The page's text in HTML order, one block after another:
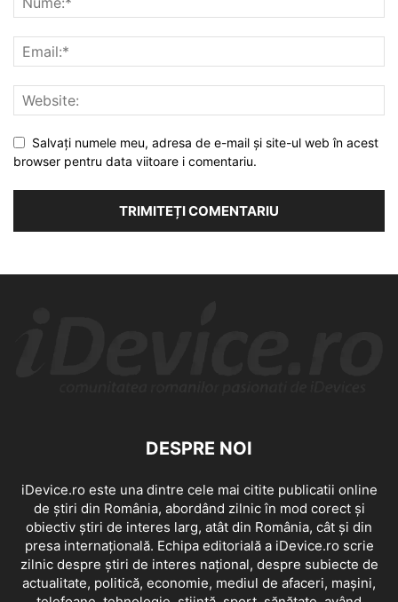
Salvați numele meu, adresa de e-mail și site-ul web în acest
browser pentru data viitoare i comentariu.
DESPRE NOI
iDevice.ro este una dintre cele mai citite publicatii online
de știri din România, abordând zilnic în mod corect și
obiectiv știri de interes larg, atât din România, cât și din
presa internațională. Echipa editorială a iDevice.ro scrie
zilnic despre știri de interes național, despre subiecte de
actualitate, politică, economie, mediul de afaceri, mașini,